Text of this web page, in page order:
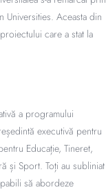
Universities. Aceasta din
care a stat la
a programului
executivă pentru
Educație, Tineret,
și Sport. Toți au subliniat
să abordeze